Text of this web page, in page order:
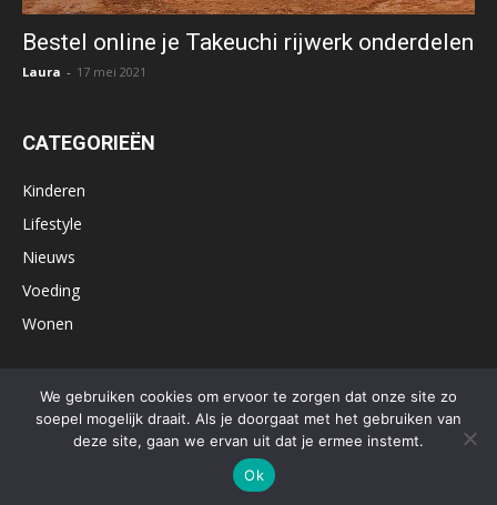
Bestel online je Takeuchi rijwerk onderdelen
Laura - 17 mei 2021
CATEGORIEËN
Kinderen
Lifestyle
Nieuws
Voeding
Wonen
Home Influencer marketing nodig?
Contactformulier
Privacy policy
Algemene voorwaarden
© Appelogen.be
We gebruiken cookies om ervoor te zorgen dat onze site zo
soepel mogelijk draait. Als je doorgaat met het gebruiken van
deze site, gaan we ervan uit dat je ermee instemt.
Ok